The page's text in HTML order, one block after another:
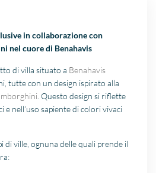
in collaborazione con
nel cuore di Benahavis
di villa situato a Benahavis
tutte con un design ispirato alla
. Questo design si riflette
e nell’uso sapiente di colori vivaci
di ville, ognuna delle quali prende il